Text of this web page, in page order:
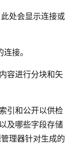
处会显示连接或
接。
容进行分块和矢
引和公开以供检
及哪些字段存储
理器针对生成的